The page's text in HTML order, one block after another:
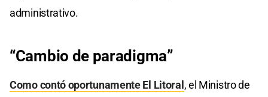
administrativo.
“Cambio de paradigma”
Como contó oportunamente El Litoral, el Ministro de